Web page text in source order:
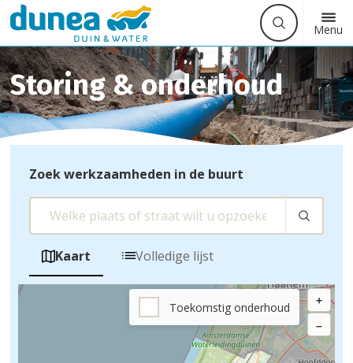
Button
label
Menu
Waarmee
kunnen
we
u
helpen?
Storing & onderhoud
Zoek werkzaamheden in de buurt
Toekomstig onderhoud
+
–
Kaart Volledige lijst